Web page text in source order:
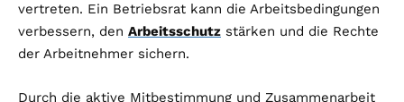
vertreten. Ein Betriebsrat kann die Arbeitsbedingungen
verbessern, den Arbeitsschutz stärken und die Rechte
der Arbeitnehmer sichern.
Durch die aktive Mitbestimmung und Zusammenarbeit